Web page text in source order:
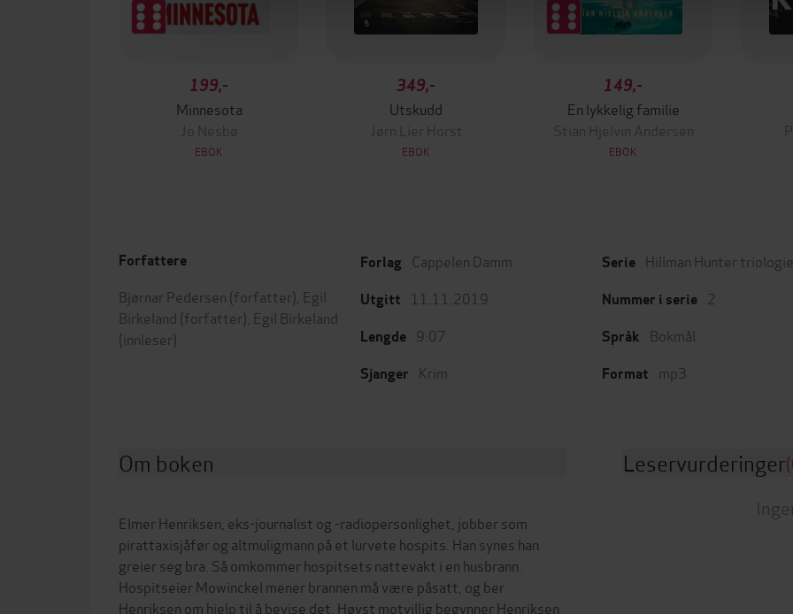
199,-
Minnesota
Jo Nesbø
EBOK
349,-
Utskudd
Jørn Lier Horst
EBOK
149,-
En lykkelig familie
Stian Hjelvin Andersen
EBOK
Forfattere
Bjørnar Pedersen (forfatter), Egil
Birkeland (forfatter), Egil Birkeland
(innleser)
Forlag Cappelen Damm
Utgitt 11.11.2019
Lengde 9:07
Sjanger Krim
Serie Hillman Hunter
Nummer i serie 2
Språk Bokmål
Format mp3
Om boken
Elmer Henriksen, eks-journalist og -radiopersonlighet, jobber som
pirattaxisjåfør og altmuligmann på et lurvete hospits. Han synes han
greier seg bra. Så omkommer hospitsets nattevakt i en husbrann.
Hospitseier Mowinckel mener brannen må være påsatt, og ber
Henriksen om hjelp til å bevise det. Høyst motvillig begynner Henriksen
Leservurderinger